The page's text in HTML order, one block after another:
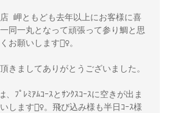
岬ともども去年以上にお客様に喜
同一丸となって頑張って参り鯛と思
お願いします🙇‍♀️。
きましてありがとうございました。
ﾌﾟﾚﾐｱﾑｺｰｽとｻﾝｸｽｺｰｽに空きが出ま
します🙇‍♀️。飛び込み様も半日ｺｰｽ様